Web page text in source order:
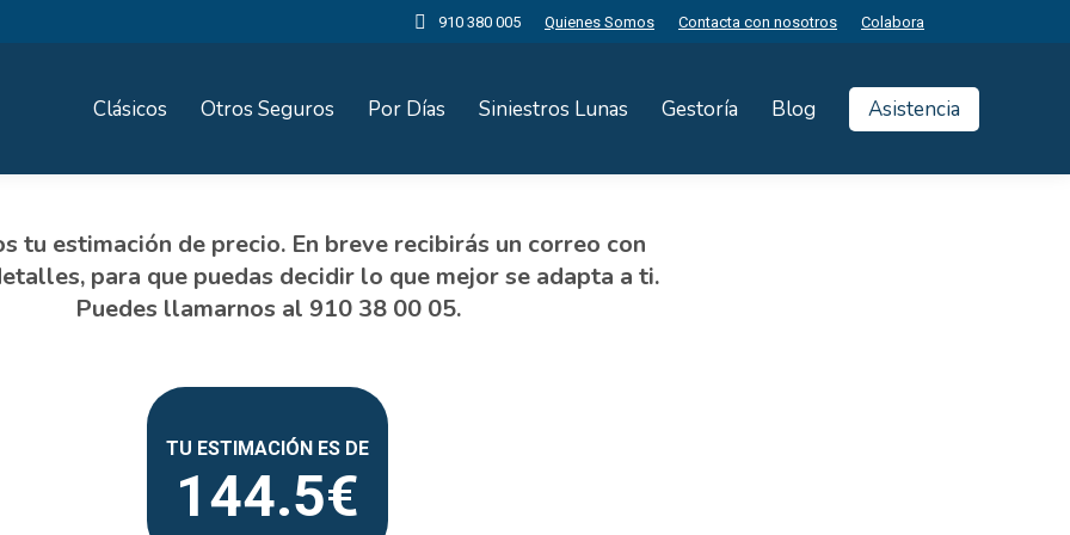
910 380 005 Quienes Somos Contacta con nosotros Colabora
Clásicos Otros Seguros Por Días Siniestros Lunas Gestoría Blog Asistencia
144.5